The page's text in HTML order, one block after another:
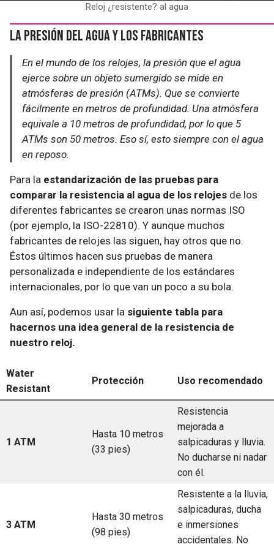
Reloj ¿resistente? al agua
La presión del agua y los fabricantes
En el mundo de los relojes, la presión que el agua
ejerce sobre un objeto sumergido se mide en
atmósferas de presión (ATMs). Que se convierte
fácilmente en metros de profundidad. Una atmósfera
equivale a 10 metros de profundidad, por lo que 5
ATMs son 50 metros. Eso sí, esto siempre con el agua
en reposo.
Para la estandarización de las pruebas para
comparar la resistencia al agua de los relojes de los
diferentes fabricantes se crearon unas normas ISO
(por ejemplo, la ISO-22810). Y aunque muchos
fabricantes de relojes las siguen, hay otros que no.
Éstos últimos hacen sus pruebas de manera
personalizada e independiente de los estándares
internacionales, por lo que van un poco a su bola.
Aun así, podemos usar la siguiente tabla para
hacernos una idea general de la resistencia de
nuestro reloj.
Water
Resistant
Protección Uso recomendado
1 ATM
Hasta 10 metros
(33 pies)
Resistencia
mejorada a
salpicaduras y lluvia.
No ducharse ni nadar
con él.
3 ATM
Hasta 30 metros
(98 pies)
Resistente a la lluvia,
salpicaduras, ducha
e inmersiones
accidentales. No